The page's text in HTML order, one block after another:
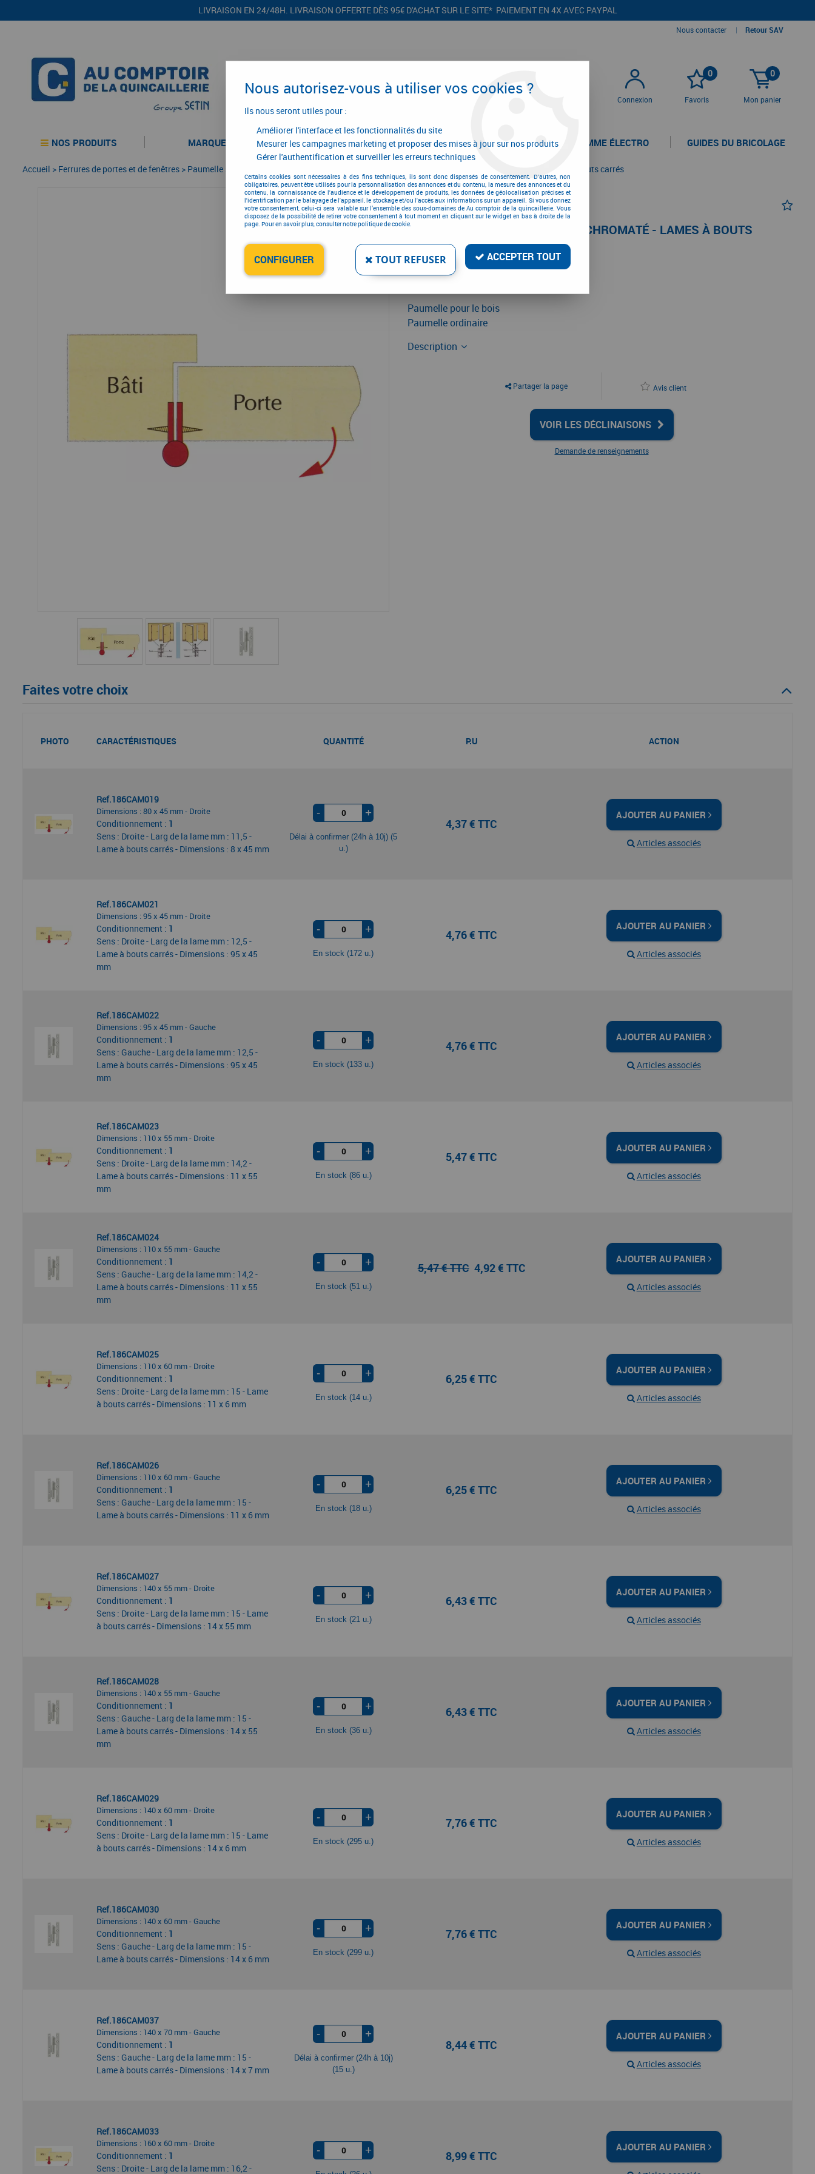
LIVRAISON EN 24/48H. LIVRAISON OFFERTE DÈS 95€ D'ACHAT SUR LE SITE* PAIEMENT EN 4X AVEC PAYPAL
Nous contacter | Retour SAV
Connexion
0
Favoris
0
Mon panier
NOS PRODUITS MARQUES CONFIGURATEURS PROMOTIONS LA GAMME ÉLECTRO GUIDES DU BRICOLAGE
Accueil > Ferrures de portes et de fenêtres > Paumelle Paumelle ordinaire acier bichromaté - lames à bouts carrés
PAUMELLE ORDINAIRE ACIER BICHROMATÉ - LAMES À BOUTS
CARRÉS
Réf. :186
Paumelle pour le bois
Paumelle ordinaire
Description
Partager la page Avis client
VOIR LES DÉCLINAISONS
Demande de renseignements
Faites votre choix
PHOTO CARACTÉRISTIQUES QUANTITÉ P.U ACTION
Ref.186CAM019
Dimensions : 80 x 45 mm - Droite
Conditionnement : 1
Sens : Droite - Larg de la lame mm : 11,5 -
Lame à bouts carrés - Dimensions : 8 x 45 mm
- +
Délai à confirmer (24h à 10j) (5
u.)
4,37 € TTC
AJOUTER AU PANIER
Articles associés
Ref.186CAM021
Dimensions : 95 x 45 mm - Droite
Conditionnement : 1
Sens : Droite - Larg de la lame mm : 12,5 -
Lame à bouts carrés - Dimensions : 95 x 45
mm
- +
En stock (172 u.)
4,76 € TTC
AJOUTER AU PANIER
Articles associés
Ref.186CAM022
Dimensions : 95 x 45 mm - Gauche
Conditionnement : 1
Sens : Gauche - Larg de la lame mm : 12,5 -
Lame à bouts carrés - Dimensions : 95 x 45
mm
- +
En stock (133 u.)
4,76 € TTC
AJOUTER AU PANIER
Articles associés
Ref.186CAM023
Dimensions : 110 x 55 mm - Droite
Conditionnement : 1
Sens : Droite - Larg de la lame mm : 14,2 -
Lame à bouts carrés - Dimensions : 11 x 55
mm
- +
En stock (86 u.)
5,47 € TTC
AJOUTER AU PANIER
Articles associés
Ref.186CAM024
Dimensions : 110 x 55 mm - Gauche
Conditionnement : 1
Sens : Gauche - Larg de la lame mm : 14,2 -
Lame à bouts carrés - Dimensions : 11 x 55
mm
- +
En stock (51 u.)
5,47 € TTC4,92 € TTC
AJOUTER AU PANIER
Articles associés
Ref.186CAM025
Dimensions : 110 x 60 mm - Droite
Conditionnement : 1
Sens : Droite - Larg de la lame mm : 15 - Lame
à bouts carrés - Dimensions : 11 x 6 mm
- +
En stock (14 u.)
6,25 € TTC
AJOUTER AU PANIER
Articles associés
Ref.186CAM026
Dimensions : 110 x 60 mm - Gauche
Conditionnement : 1
Sens : Gauche - Larg de la lame mm : 15 -
Lame à bouts carrés - Dimensions : 11 x 6 mm
- +
En stock (18 u.)
6,25 € TTC
AJOUTER AU PANIER
Articles associés
Ref.186CAM027
Dimensions : 140 x 55 mm - Droite
Conditionnement : 1
Sens : Droite - Larg de la lame mm : 15 - Lame
à bouts carrés - Dimensions : 14 x 55 mm
- +
En stock (21 u.)
6,43 € TTC
AJOUTER AU PANIER
Articles associés
Ref.186CAM028
Dimensions : 140 x 55 mm - Gauche
Conditionnement : 1
Sens : Gauche - Larg de la lame mm : 15 -
Lame à bouts carrés - Dimensions : 14 x 55
mm
- +
En stock (36 u.)
6,43 € TTC
AJOUTER AU PANIER
Articles associés
Ref.186CAM029
Dimensions : 140 x 60 mm - Droite
Conditionnement : 1
Sens : Droite - Larg de la lame mm : 15 - Lame
à bouts carrés - Dimensions : 14 x 6 mm
- +
En stock (295 u.)
7,76 € TTC
AJOUTER AU PANIER
Articles associés
Ref.186CAM030
Dimensions : 140 x 60 mm - Gauche
Conditionnement : 1
Sens : Gauche - Larg de la lame mm : 15 -
Lame à bouts carrés - Dimensions : 14 x 6 mm
- +
En stock (299 u.)
7,76 € TTC
AJOUTER AU PANIER
Articles associés
Ref.186CAM037
Dimensions : 140 x 70 mm - Gauche
Conditionnement : 1
Sens : Gauche - Larg de la lame mm : 15 -
Lame à bouts carrés - Dimensions : 14 x 7 mm
- +
Délai à confirmer (24h à 10j)
(15 u.)
8,44 € TTC
AJOUTER AU PANIER
Articles associés
Ref.186CAM033
Dimensions : 160 x 60 mm - Droite
Conditionnement : 1
Sens : Droite - Larg de la lame mm : 16,2 -
- + 8,99 € TTC
AJOUTER AU PANIER
Nous autorisez-vous à utiliser vos cookies ?
Ils nous seront utiles pour :
Améliorer l'interface et les fonctionnalités du site
Mesurer les campagnes marketing et proposer des mises à jour sur nos produits
Gérer l'authentification et surveiller les erreurs techniques
Certains cookies sont nécessaires à des fins techniques, ils sont donc dispensés de consentement. D'autres, non
obligatoires, peuvent être utilisés pour la personnalisation des annonces et du contenu, la mesure des annonces et du
contenu, la connaissance de l'audience et le développement de produits, les données de géolocalisation précises et
l'identification par le balayage de l'appareil, le stockage et/ou l'accès aux informations sur un appareil. Si vous donnez
votre consentement, celui-ci sera valable sur l’ensemble des sous-domaines de Au comptoir de la quincaillerie. Vous
disposez de la possibilité de retirer votre consentement à tout moment en cliquant sur le widget en bas à droite de la
page. Pour en savoir plus, consulter notre politique de cookie.
CONFIGURER TOUT REFUSER ACCEPTER TOUT